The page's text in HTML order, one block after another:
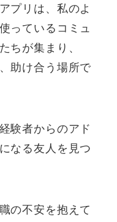
プリは、私のよ
っているコミュ
ちが集まり、
助け合う場所で
験者からのアド
なる友人を見つ
の不安を抱えて